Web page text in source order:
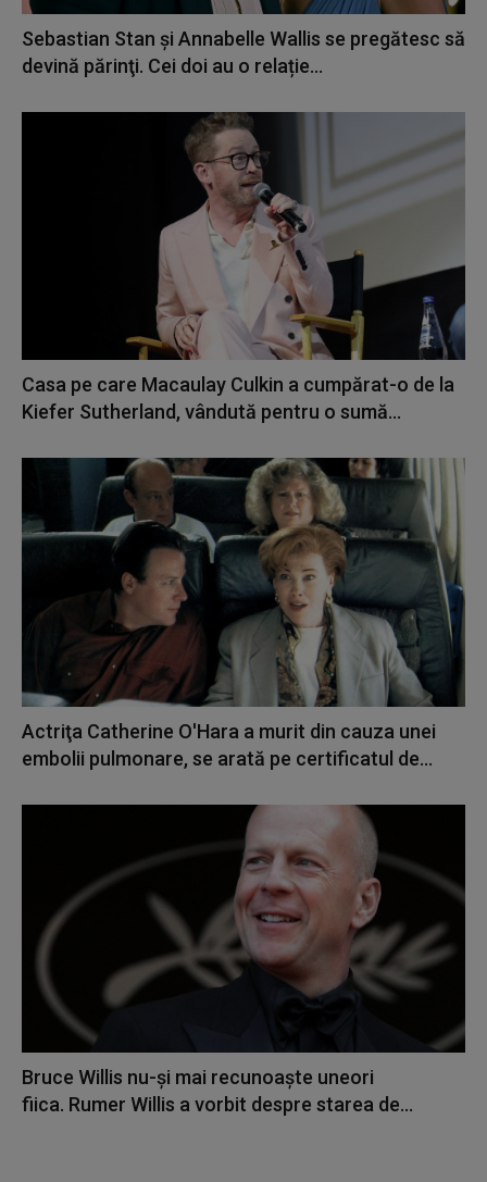
Sebastian Stan şi Annabelle Wallis se pregătesc să
devină părinţi. Cei doi au o relație...
Casa pe care Macaulay Culkin a cumpărat-o de la
Kiefer Sutherland, vândută pentru o sumă...
Actriţa Catherine O'Hara a murit din cauza unei
embolii pulmonare, se arată pe certificatul de...
Bruce Willis nu-și mai recunoaște uneori
fiica. Rumer Willis a vorbit despre starea de...